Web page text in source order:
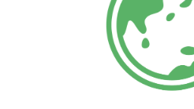
銷售額在11月和12月將會上漲
紛紛採用預約購貨（layway）
訂金保留商品，只要在耶誕節
17%的受訪者表示會使用預約
龍頭沃爾瑪公司（Wal-Mart